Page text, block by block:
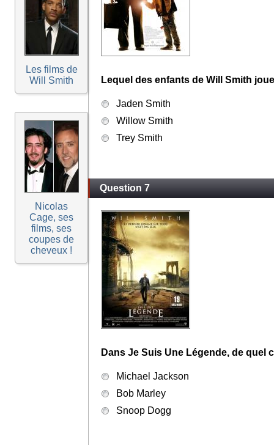
Les films de
Will Smith
Nicolas
Cage, ses
films, ses
coupes de
cheveux !
Lequel des enfants de Will Smith
Jaden Smith
Willow Smith
Trey Smith
Question 7
Dans Je Suis Une Légende, de quel
Michael Jackson
Bob Marley
Snoop Dogg